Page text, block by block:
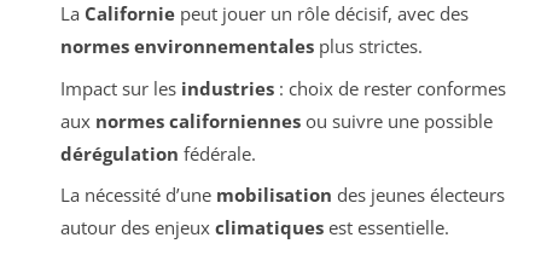
La Californiepeut jouer un rôle décisif, avec des
normes environnementalesplus strictes.
Impact sur les industries: choix de rester conformes
aux normes californiennesou suivre une possible
dérégulation fédérale.
La nécessité d’une mobilisation des jeunes électeurs
autour des enjeux climatiquesest essentielle.